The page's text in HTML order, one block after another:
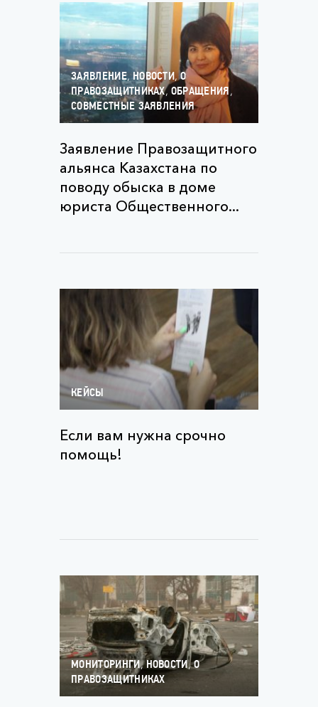
ЗАЯВЛЕНИЕ,НОВОСТИ,О
ПРАВОЗАЩИТНИКАХ, ОБРАЩЕНИЯ,
СОВМЕСТНЫЕ ЗАЯВЛЕНИЯ
Заявление Правозащитного
альянса Казахстана по
поводу обыска в доме
юриста Общественного...
КЕЙСЫ
Если вам нужна срочно
помощь!
МОНИТОРИНГИ,НОВОСТИ,О
ПРАВОЗАЩИТНИКАХ